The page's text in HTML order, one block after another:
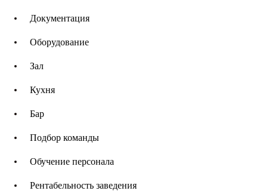
Документация
Оборудование
Зал
Кухня
Бар
Подбор команды
Обучение персонала
Рентабельность заведения